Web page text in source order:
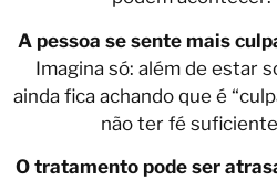
A pessoa se sente mais
Imagina só: além de estar
ainda fica achando que é
não ter fé
O tratamento pode ser